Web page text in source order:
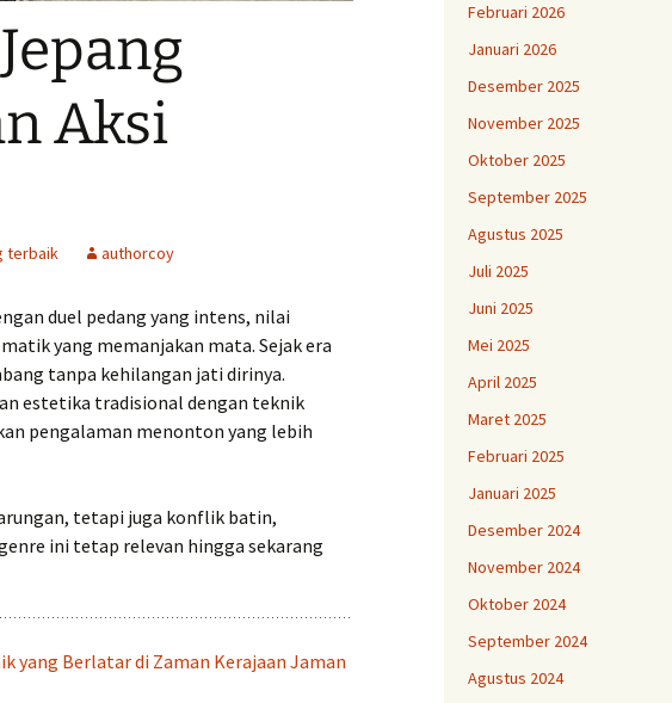
Aksi
terbaik authorcoy
duel pedang yang intens, nilai
yang memanjakan mata. Sejak era
tanpa kehilangan jati dirinya.
estetika tradisional dengan teknik
pengalaman menonton yang lebih
tetapi juga konflik batin,
ini tetap relevan hingga sekarang
yang Berlatar di Zaman Kerajaan Jaman
Februari 2026
Januari 2026
Desember 2025
November 2025
Oktober 2025
September 2025
Agustus 2025
Juli 2025
Juni 2025
Mei 2025
April 2025
Maret 2025
Februari 2025
Januari 2025
Desember 2024
November 2024
Oktober 2024
September 2024
Agustus 2024